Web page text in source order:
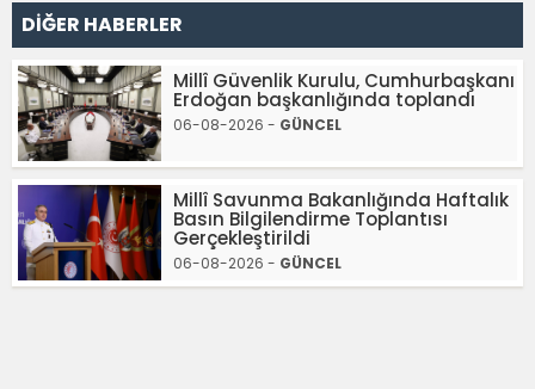
DİĞER HABERLER
Millî Güvenlik Kurulu, Cumhurbaşkanı
Erdoğan başkanlığında toplandı
06-08-2026 - GÜNCEL
Millî Savunma Bakanlığında Haftalık
Basın Bilgilendirme Toplantısı
Gerçekleştirildi
06-08-2026 - GÜNCEL